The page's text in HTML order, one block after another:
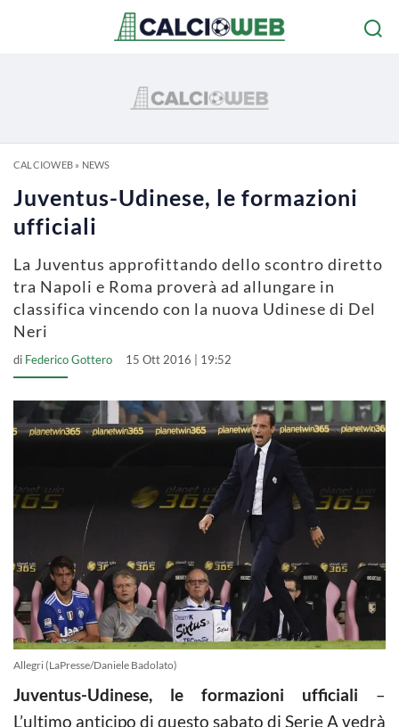
CALCIOWEB» NEWS
Juventus-Udinese, le formazioni
ufficiali
La Juventus approfittando dello scontro diretto
tra Napoli e Roma proverà ad allungare in
classifica vincendo con la nuova Udinese di Del
Neri
di Federico Gottero 15 Ott 2016 | 19:52
Allegri (LaPresse/Daniele Badolato)
Juventus-Udinese, le formazioni ufficiali –
L’ultimo anticipo di questo sabato di Serie A vedrà